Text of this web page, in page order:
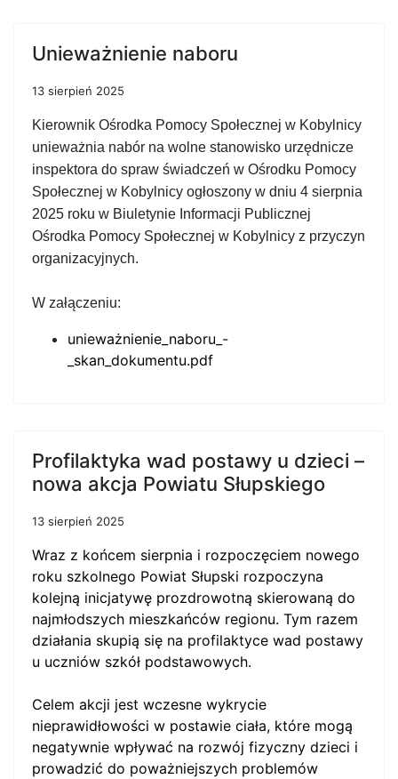
Unieważnienie naboru
13 sierpień 2025
Kierownik Ośrodka Pomocy Społecznej w Kobylnicy
unieważnia nabór na wolne stanowisko urzędnicze
inspektora do spraw świadczeń w Ośrodku Pomocy
Społecznej w Kobylnicy ogłoszony w dniu 4 sierpnia
2025 roku w Biuletynie Informacji Publicznej
Ośrodka Pomocy Społecznej w Kobylnicy z przyczyn
organizacyjnych.
W załączeniu:
unieważnienie_naboru_-
_skan_dokumentu.pdf
Profilaktyka wad postawy u dzieci –
nowa akcja Powiatu Słupskiego
13 sierpień 2025
Wraz z końcem sierpnia i rozpoczęciem nowego
roku szkolnego Powiat Słupski rozpoczyna
kolejną inicjatywę prozdrowotną skierowaną do
najmłodszych mieszkańców regionu. Tym razem
działania skupią się na profilaktyce wad postawy
u uczniów szkół podstawowych.
Celem akcji jest wczesne wykrycie
nieprawidłowości w postawie ciała, które mogą
negatywnie wpływać na rozwój fizyczny dzieci i
prowadzić do poważniejszych problemów